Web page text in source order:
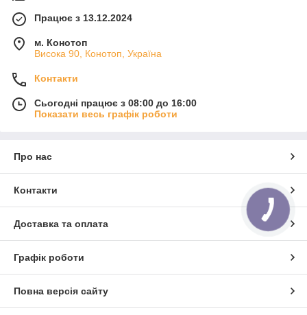
Працює з 13.12.2024
м. Конотоп
Висока 90, Конотоп, Україна
Контакти
Сьогодні працює з 08:00 до 16:00
Показати весь графік роботи
Про нас
Контакти
Доставка та оплата
Графік роботи
Повна версія сайту